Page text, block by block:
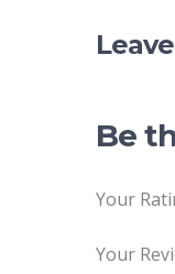
Be
Your
Your